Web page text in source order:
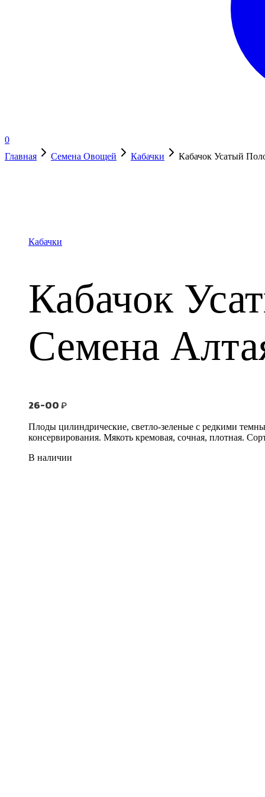
0
Главная
Семена Овощей Кабачки Кабачок Усатый
Кабачки
Кабачок
Семена
26-00₽
Плоды цилиндрические, светло-зеленые с редкими
консервирования. Мякоть кремовая, сочная, плотная.
В наличии